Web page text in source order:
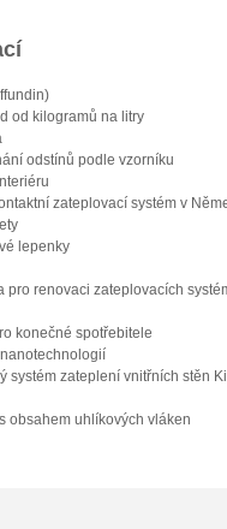
od kilogramů na litry
odstínů podle vzorníku
zateplovací systém v
lepenky
renovaci zateplovacích
konečné spotřebitele
systém zateplení vnitřních stěn
obsahem uhlíkových vláken